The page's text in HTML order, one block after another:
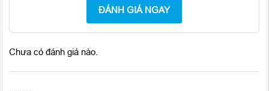
ĐÁNH GIÁ NGAY
Chưa có đánh giá nào.